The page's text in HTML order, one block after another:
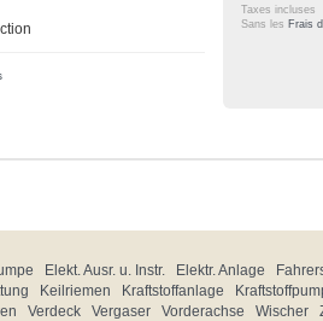
Taxes incluses
Sans les Frais
Elekt. Ausr. u. Instr. Elektr. Anlage
Keilriemen Kraftstoffanlage
Verdeck Vergaser Vorderachse Wischer